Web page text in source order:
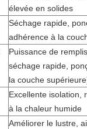
élevée en solides
Séchage rapide,
adhérence à la
Puissance de
séchage rapide,
la couche
Excellente isolation,
à la chaleur humide
Améliorer le lustre,